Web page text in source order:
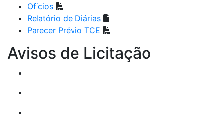
Ofícios
Relatório de Diárias
Parecer Prévio TCE
Avisos de Licitação